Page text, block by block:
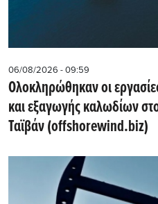
06/08/2026 - 09:59
Ολοκληρώθηκαν οι
και εξαγωγής καλωδίων
Ταϊβάν (offshorewind.biz)